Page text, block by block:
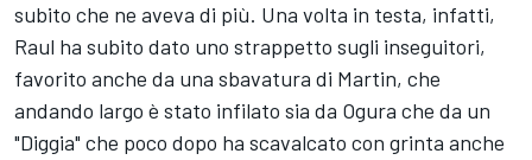
subito che ne aveva di più. Una volta in testa, infatti,
Raul ha subito dato uno strappetto sugli inseguitori,
favorito anche da una sbavatura di Martin, che
andando largo è stato infilato sia da Ogura che da un
"Diggia" che poco dopo ha scavalcato con grinta anche